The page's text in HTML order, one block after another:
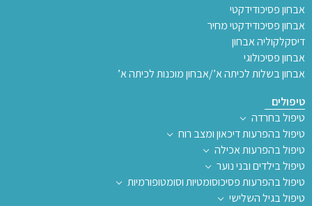
אבחון פסיכודידקטי
אבחון פסיכודידקטי מחיר
דיסקלקוליה אבחון
אבחון פסיכולוגי
אבחון בשלות לכיתה א’/אבחון מוכנות לכיתה א’
טיפולים
טיפול בחרדה
טיפול בהפרעות דיכאון ומצב רוח
טיפול בהפרעות אכילה
טיפול בילדים ובני נוער
טיפול בהפרעות פסיכוסומטיות וסומטופורמיות
טיפול בגיל השלישי